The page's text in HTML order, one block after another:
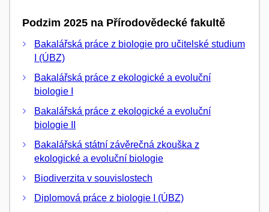
Podzim 2025 na Přírodovědecké fakultě
Bakalářská práce z biologie pro učitelské studium
I (ÚBZ)
Bakalářská práce z ekologické a evoluční
biologie I
Bakalářská práce z ekologické a evoluční
biologie II
Bakalářská státní závěrečná zkouška z
ekologické a evoluční biologie
Biodiverzita v souvislostech
Diplomová práce z biologie I (ÚBZ)